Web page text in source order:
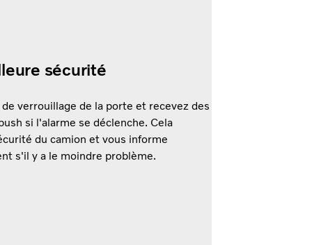
sécurité
verrouillage de la porte et recevez des
si l'alarme se déclenche. Cela
du camion et vous informe
s'il y a le moindre problème.